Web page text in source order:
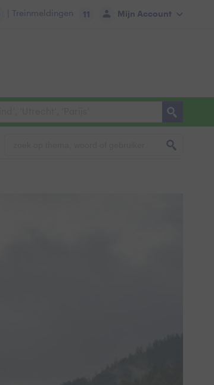
Mijn Account
| Treinmeldingen 11